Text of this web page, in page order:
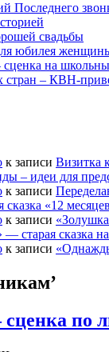
Последнего
свадьбы
юбилея
сценка на
стран – КВН-
к записи Визитка
– идеи для
к записи
сказка «12
к записи
— старая сказка
к записи
по